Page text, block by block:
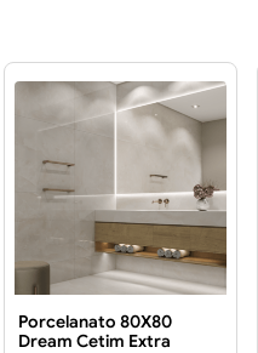
Porcelanato 80X80
Dream Cetim Extra